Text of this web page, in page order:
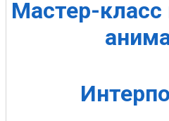
Мастер-